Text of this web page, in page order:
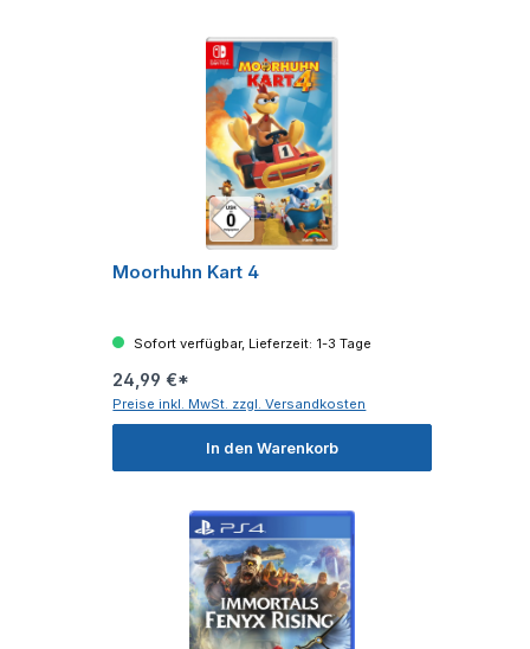
Moorhuhn Kart 4
Sofort verfügbar, Lieferzeit: 1-3 Tage
24,99 €*
Preise inkl. MwSt. zzgl. Versandkosten
In den Warenkorb